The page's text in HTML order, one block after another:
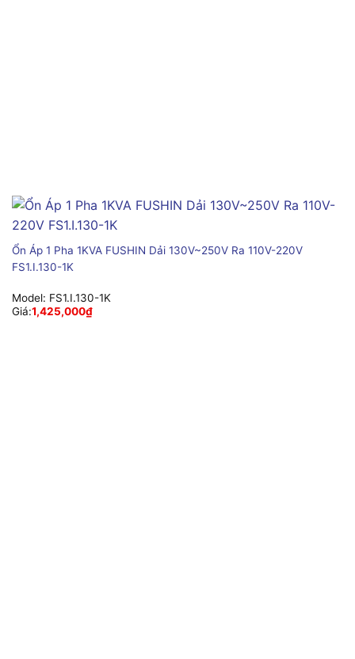
Ổn Áp 1 Pha 1KVA FUSHIN Dải 130V~250V Ra 110V-220V
FS1.I.130-1K
Model: FS1.I.130-1K
Giá:1,425,000₫